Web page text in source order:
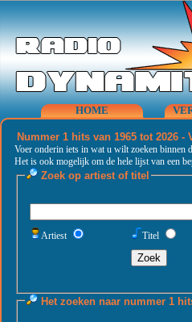
HOME
Nummer 1 hits van 1965 tot 2026 -
Voer onderin iets in wat u wilt zoeken binnen
Het is ook mogelijk om de hele lijst van een
Zoek op artiest of titel
Artiest Titel
Het zoeken naar nummer 1